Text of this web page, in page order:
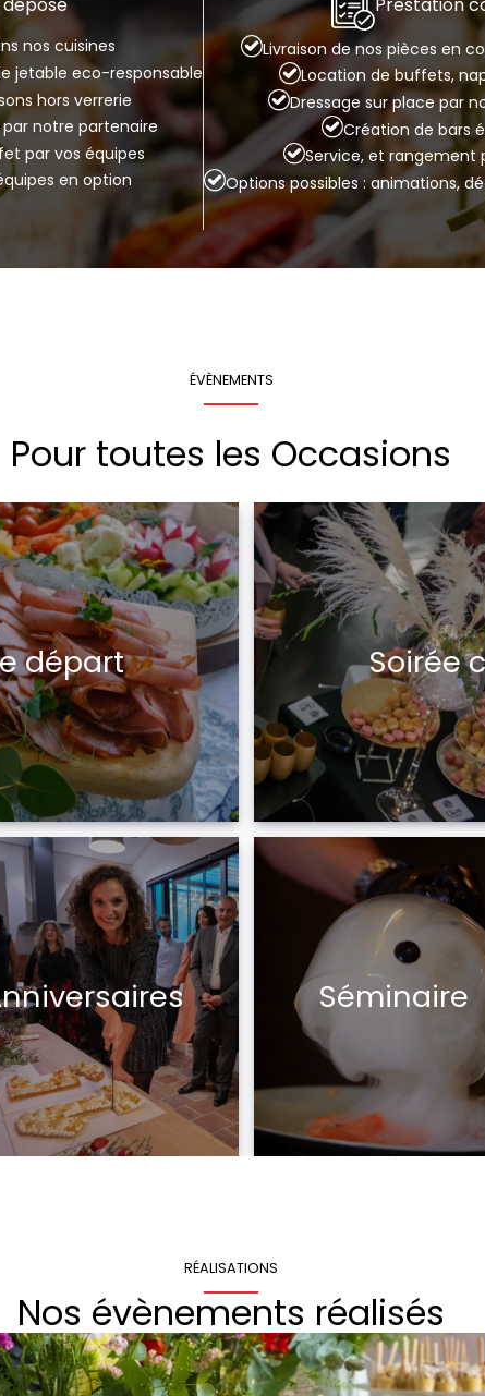
déposé
nos cuisines
jetable eco-responsable
hors verrerie
notre partenaire
par vos équipes
en option
Prestation
Livraison de nos pièces en
Location de buffets,
Dressage sur place par
Création de bars
Service, et rangement
Options possibles : animations,
ÉVÈNEMENTS
Pour toutes les Occasions
départ Soirée
Séminaire
RÉALISATIONS
Nos évènements réalisés